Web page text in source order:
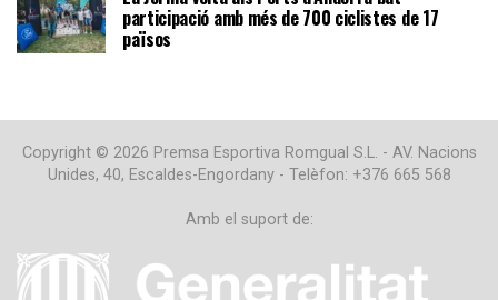
participació amb més de 700 ciclistes de 17
països
Copyright © 2026 Premsa Esportiva Romgual S.L. - AV. Nacions
Unides, 40, Escaldes-Engordany - Telèfon: +376 665 568
Amb el suport de: